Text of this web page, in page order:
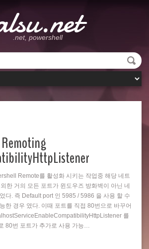
.net, powershell
Remote를 활성화 시키는 작업중 해당 네트
한 거의 모든 포트가 윈도우즈 방화벽이 아닌 네
다. 즉 Default port 인 5985 / 5986 을 사용 할 수
한 경우 였다. 이때 포트를 직접 80번으로 바꾸어
를
80번 포트가 추가로 사용 가능…